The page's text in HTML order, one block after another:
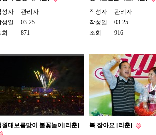
성자
관리자
성일
03-25
회
871
작성자
관리자
작성일
03-25
조회
916
월대보름맞이 불꽃놀이[리춘]
복 잡아요 [리춘]